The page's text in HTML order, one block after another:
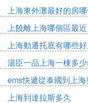
4、持有高中或高
具在讀證明。
5、有一定的音樂基
6、語言要求：通
上海東外灘最好的房
上饒離上海哪個區最近
上海動遷托底有哪些
湯臣一品上海一棟多
ems快遞從泰國到上海
久
上海到達拉斯多久